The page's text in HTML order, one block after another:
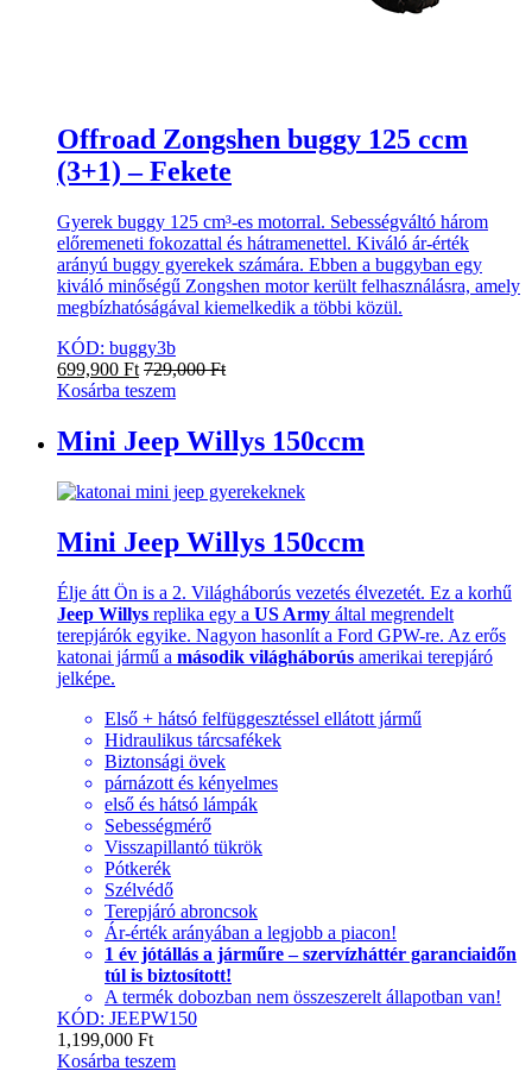
Offroad Zongshen buggy 125 ccm
(3+1) – Fekete
Gyerek buggy 125 cm³-es motorral. Sebességváltó három
előremeneti fokozattal és hátramenettel. Kiváló ár-érték
arányú buggy gyerekek számára. Ebben a buggyban egy
kiváló minőségű Zongshen motor került felhasználásra, amely
megbízhatóságával kiemelkedik a többi közül.
KÓD: buggy3b
699,900 Ft 729,000Ft
Kosárba teszem
Mini Jeep Willys 150ccm
Mini Jeep Willys 150ccm
Élje átt Ön is a 2. Világháborús vezetés élvezetét. Ez a korhű
Jeep Willys replika egy a US Army által megrendelt
terepjárók egyike. Nagyon hasonlít a Ford GPW-re. Az erős
katonai jármű a második világháborús amerikai terepjáró
jelképe.
Első + hátsó felfüggesztéssel ellátott jármű
Hidraulikus tárcsafékek
Biztonsági övek
párnázott és kényelmes
első és hátsó lámpák
Sebességmérő
Visszapillantó tükrök
Pótkerék
Szélvédő
Terepjáró abroncsok
Ár-érték arányában a legjobb a piacon!
1 év jótállás a járműre – szervízháttér garanciaidőn
túl is biztosított!
A termék dobozban nem összeszerelt állapotban van!
KÓD: JEEPW150
1,199,000 Ft
Kosárba teszem